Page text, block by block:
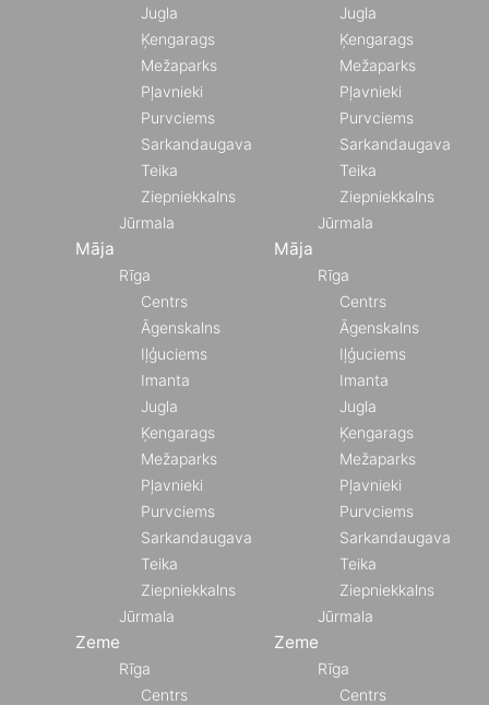
Jugla
Ķengarags
Mežaparks
Pļavnieki
Purvciems
Sarkandaugava
Teika
Ziepniekkalns
Jūrmala
Māja
Rīga
Centrs
Āgenskalns
Iļģuciems
Imanta
Jugla
Ķengarags
Mežaparks
Pļavnieki
Purvciems
Sarkandaugava
Teika
Ziepniekkalns
Jūrmala
Zeme
Rīga
Centrs
Jugla
Ķengarags
Mežaparks
Pļavnieki
Purvciems
Sarkandaugava
Teika
Ziepniekkalns
Jūrmala
Māja
Rīga
Centrs
Āgenskalns
Iļģuciems
Imanta
Jugla
Ķengarags
Mežaparks
Pļavnieki
Purvciems
Sarkandaugava
Teika
Ziepniekkalns
Jūrmala
Zeme
Rīga
Centrs